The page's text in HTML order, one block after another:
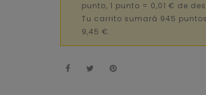
punto, 1 punto = 0,01 € de
Tu carrito sumará 945
9,45 €.